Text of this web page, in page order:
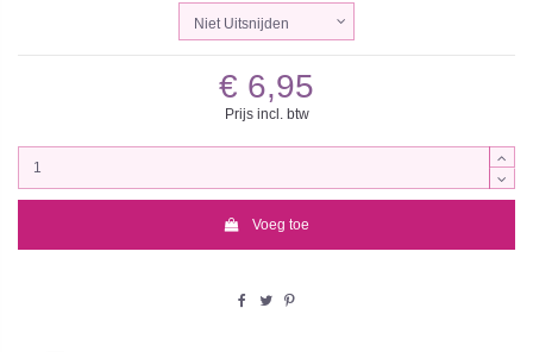
€ 6,95
Prijs incl. btw
Voeg toe